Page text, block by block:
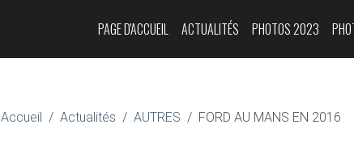
PAGE D'ACCUEIL ACTUALITÉS PHOTOS 2023
Accueil Actualités AUTRES FORD AU MANS EN 2016